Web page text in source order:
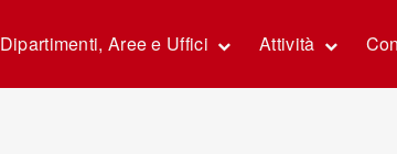
Dipartimenti, Aree e Uffici Attività